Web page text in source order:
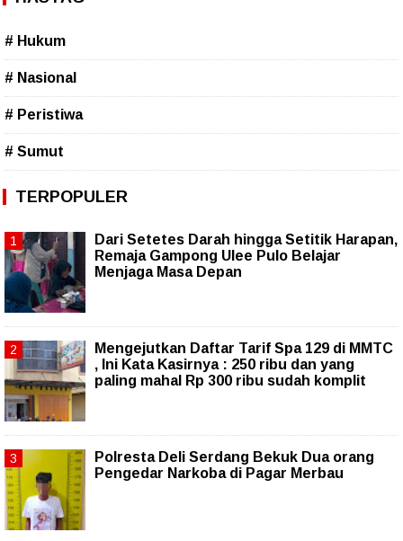
# Hukum
# Nasional
# Peristiwa
# Sumut
TERPOPULER
Dari Setetes Darah hingga Setitik Harapan,
Remaja Gampong Ulee Pulo Belajar
Menjaga Masa Depan
Mengejutkan Daftar Tarif Spa 129 di MMTC
, Ini Kata Kasirnya : 250 ribu dan yang
paling mahal Rp 300 ribu sudah komplit
Polresta Deli Serdang Bekuk Dua orang
Pengedar Narkoba di Pagar Merbau